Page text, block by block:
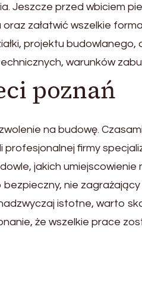
Jeszcze przed wbiciem
załatwić wszelkie
projektu
warunków
poznań
na budowę.
firmy
jakich
nie
istotne, warto
że wszelkie prace